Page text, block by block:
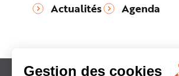
Actualités Agenda